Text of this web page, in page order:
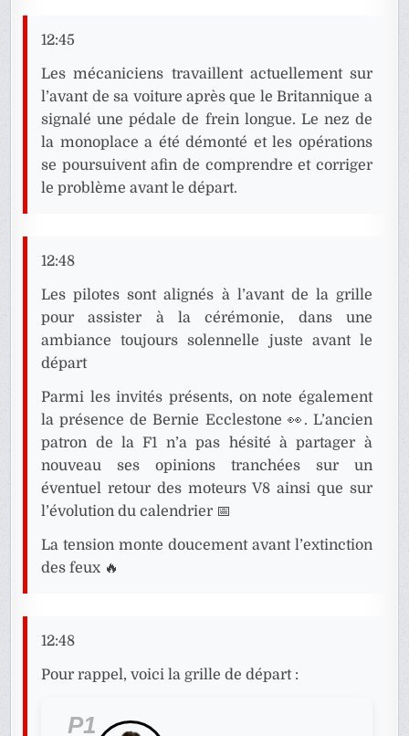
12:45
Les mécaniciens travaillent actuellement sur
l’avant de sa voiture après que le Britannique a
signalé une pédale de frein longue. Le nez de
la monoplace a été démonté et les opérations
se poursuivent afin de comprendre et corriger
le problème avant le départ.
12:48
Les pilotes sont alignés à l’avant de la grille
pour assister à la cérémonie, dans une
ambiance toujours solennelle juste avant le
départ
Parmi les invités présents, on note également
la présence de Bernie Ecclestone 👀. L’ancien
patron de la F1 n’a pas hésité à partager à
nouveau ses opinions tranchées sur un
éventuel retour des moteurs V8 ainsi que sur
l’évolution du calendrier 📅
La tension monte doucement avant l’extinction
des feux 🔥
12:48
Pour rappel, voici la grille de départ :
P1